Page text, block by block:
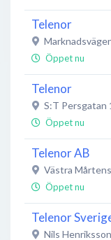
Telenor
Öppet nu
Telenor
S:T Persgatan
Öppet nu
Telenor AB
Västra
Öppet nu
Telenor
Nils